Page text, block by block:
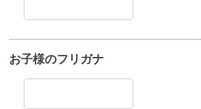
お子様のフリガナ